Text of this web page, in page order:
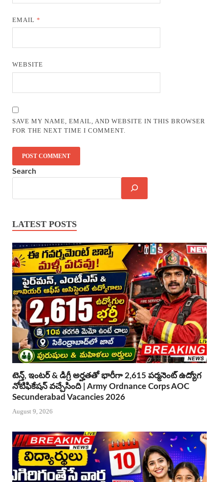
EMAIL*
WEBSITE
SAVE MY NAME, EMAIL, AND WEBSITE IN THIS BROWSER
FOR THE NEXT TIME I COMMENT.
Search
LATEST POSTS
టెన్త్, ఇంటర్ & డిగ్రీ అర్హతతో భారీగా 2,615 పర్మనెంట్ ఉద్యోగ
నోటిఫికేషన్ వచ్చేసింది | Army Ordnance Corps AOC
Secunderabad Vacancies 2026
August 9, 2026